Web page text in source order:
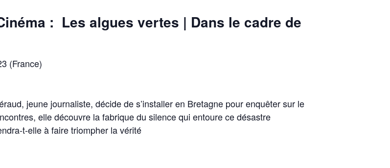
: Les algues vertes | Dans le cadre de
(France)
jeune journaliste, décide de s’installer en Bretagne pour enquêter sur le
elle découvre la fabrique du silence qui entoure ce désastre
t-elle à faire triompher la vérité